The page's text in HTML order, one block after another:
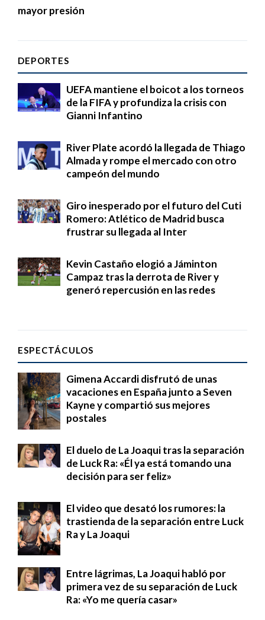
mayor presión
DEPORTES
UEFA mantiene el boicot a los torneos
de la FIFA y profundiza la crisis con
Gianni Infantino
River Plate acordó la llegada de Thiago
Almada y rompe el mercado con otro
campeón del mundo
Giro inesperado por el futuro del Cuti
Romero: Atlético de Madrid busca
frustrar su llegada al Inter
Kevin Castaño elogió a Jáminton
Campaz tras la derrota de River y
generó repercusión en las redes
ESPECTÁCULOS
Gimena Accardi disfrutó de unas
vacaciones en España junto a Seven
Kayne y compartió sus mejores
postales
El duelo de La Joaqui tras la separación
de Luck Ra: «Él ya está tomando una
decisión para ser feliz»
El video que desató los rumores: la
trastienda de la separación entre Luck
Ra y La Joaqui
Entre lágrimas, La Joaqui habló por
primera vez de su separación de Luck
Ra: «Yo me quería casar»